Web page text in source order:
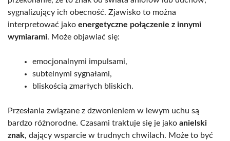
sygnalizujący ich obecność. Zjawisko to można
interpretować jako energetyczne połączenie z innymi
wymiarami. Może objawiać się:
emocjonalnymi impulsami,
subtelnymi sygnałami,
bliskością zmarłych bliskich.
Przesłania związane z dzwonieniem w lewym uchu są
bardzo różnorodne. Czasami traktuje się je jako anielski
znak, dający wsparcie w trudnych chwilach. Może to być